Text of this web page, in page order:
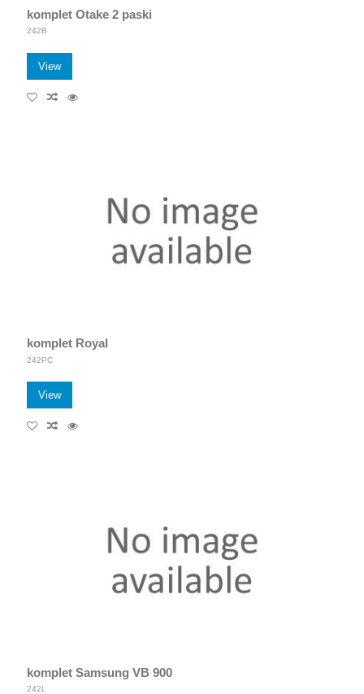
komplet Otake 2 paski
242B
View
komplet Royal
242PC
View
komplet Samsung VB 900
242L